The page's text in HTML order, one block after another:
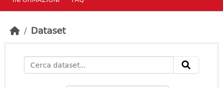
Dataset